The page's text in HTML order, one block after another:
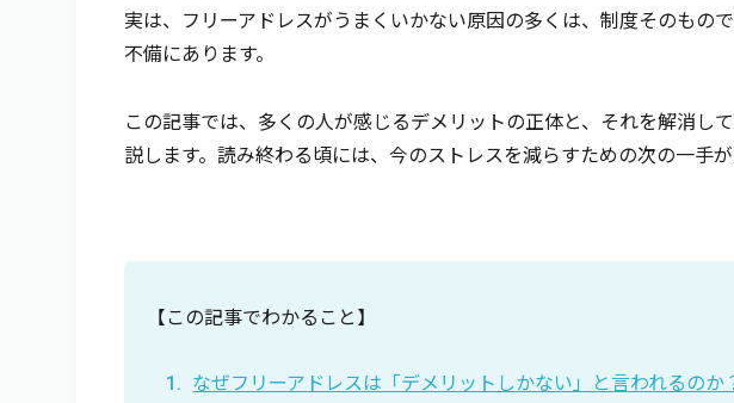
実は、フリーアドレスがうまくいかない原因の多くは、制度そのもの
不備にあります。
この記事では、多くの人が感じるデメリットの正体と、それを解消し
説します。読み終わる頃には、今のストレスを減らすための次の一手が
【この記事でわかること】
なぜフリーアドレスは「デメリットしかない」と言われるのか